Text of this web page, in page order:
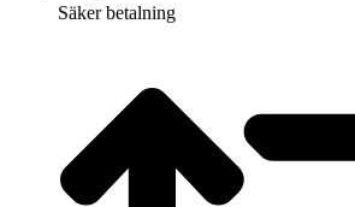
Säker betalning